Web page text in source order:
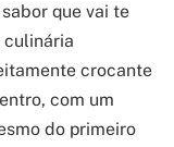
que vai te
culinária
crocante
com um
do primeiro